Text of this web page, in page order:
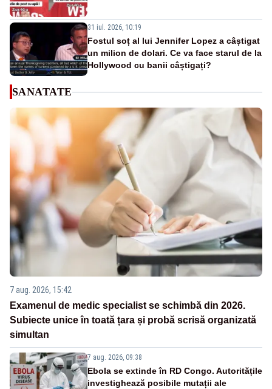
31 iul. 2026, 10:19
Fostul soț al lui Jennifer Lopez a câștigat
un milion de dolari. Ce va face starul de la
Hollywood cu banii câștigați?
SANATATE
7 aug. 2026, 15:42
Examenul de medic specialist se schimbă din 2026.
Subiecte unice în toată țara și probă scrisă organizată
simultan
7 aug. 2026, 09:38
Ebola se extinde în RD Congo. Autoritățile
investighează posibile mutații ale